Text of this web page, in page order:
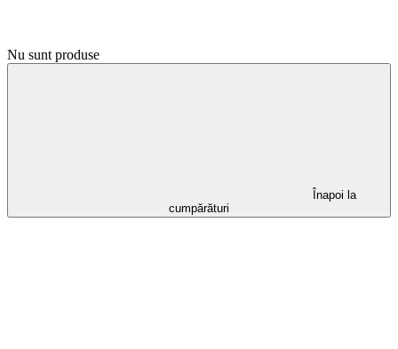
Nu sunt produse
Înapoi la
cumpărături